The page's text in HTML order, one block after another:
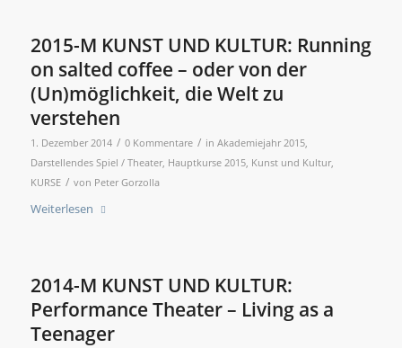
2015-M KUNST UND KULTUR: Running
on salted coffee – oder von der
(Un)möglichkeit, die Welt zu
verstehen
1. Dezember 2014 / 0 Kommentare / in Akademiejahr 2015,
Darstellendes Spiel / Theater, Hauptkurse 2015, Kunst und Kultur,
KURSE / von Peter Gorzolla
Weiterlesen
2014-M KUNST UND KULTUR:
Performance Theater – Living as a
Teenager